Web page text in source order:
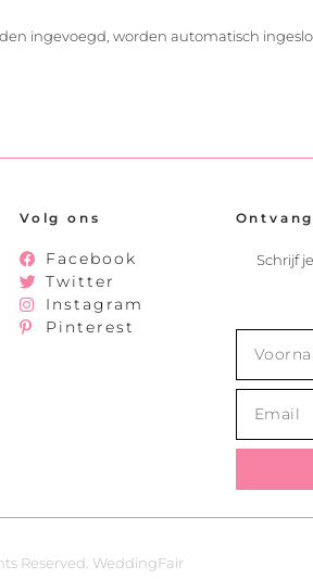
ingevoegd, worden automatisch
Volg ons
Facebook
Twitter
Instagram
Pinterest
Schrijf
Reserved. WeddingFair